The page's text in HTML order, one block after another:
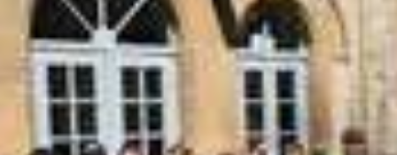
Lesen macht stark
Bildung für nachhaltige Entwicklung
Kooperationen
Ganztag